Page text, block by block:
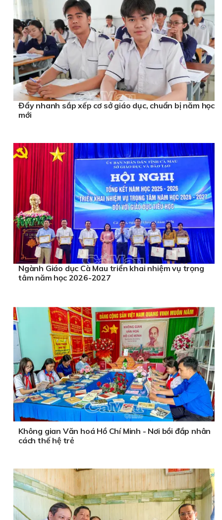
Đẩy nhanh sắp xếp cơ sở giáo dục, chuẩn bị năm học
mới
Ngành Giáo dục Cà Mau triển khai nhiệm vụ trọng
tâm năm học 2026-2027
Không gian Văn hoá Hồ Chí Minh - Nơi bồi đắp nhân
cách thế hệ trẻ